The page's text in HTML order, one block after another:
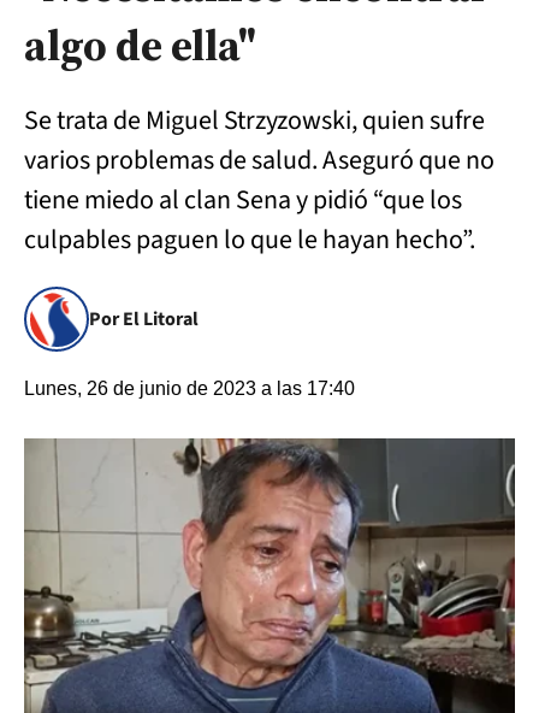
algo de ella"
Se trata de Miguel Strzyzowski, quien sufre
varios problemas de salud. Aseguró que no
tiene miedo al clan Sena y pidió “que los
culpables paguen lo que le hayan hecho”.
Por El Litoral
Lunes, 26 de junio de 2023 a las 17:40